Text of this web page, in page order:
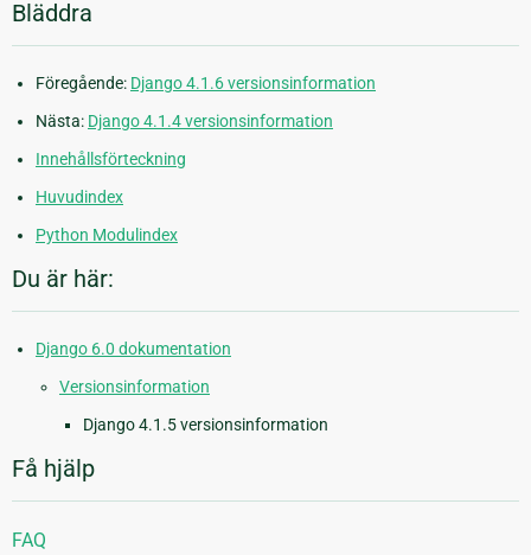
Bläddra
Föregående: Django 4.1.6 versionsinformation
Nästa: Django 4.1.4 versionsinformation
Innehållsförteckning
Huvudindex
Python Modulindex
Du är här:
Django 6.0 dokumentation
Versionsinformation
Django 4.1.5 versionsinformation
Få hjälp
FAQ